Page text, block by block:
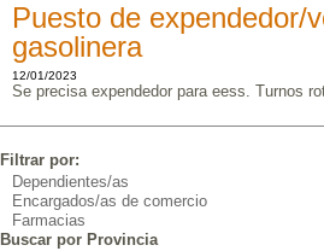
Puesto de expendedor/
gasolinera
12/01/2023
Se precisa expendedor para eess. Turnos
Filtrar por:
Dependientes/as
Encargados/as de comercio
Farmacias
Buscar por Provincia